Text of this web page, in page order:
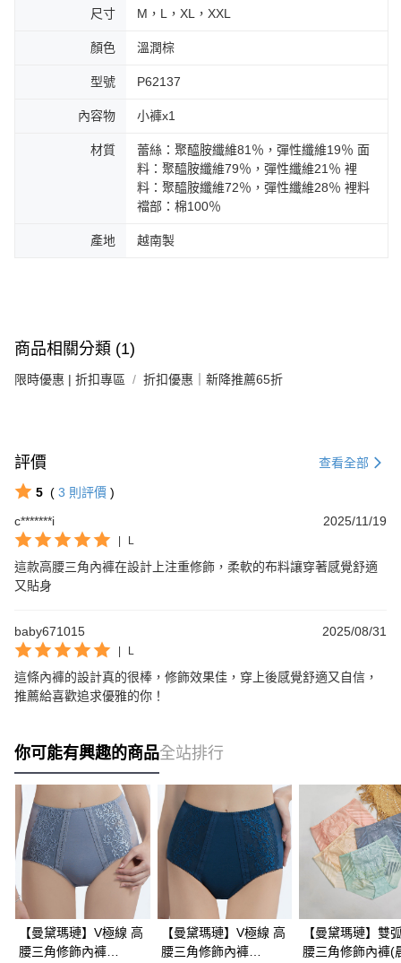
尺寸 M，L，XL，XXL
顏色 溫潤棕
型號 P62137
內容物 小褲x1
材質
蕾絲：聚醯胺纖維81％，彈性纖維19％ 面
料：聚醯胺纖維79％，彈性纖維21％ 裡
料：聚醯胺纖維72％，彈性纖維28％ 裡料
襠部：棉100％
產地 越南製
商品相關分類 (1)
限時優惠 | 折扣專區 折扣優惠｜新降推薦65折
評價 查看全部
5 ( 3 則評價 )
c*******i
2025/11/19
| L
這款高腰三角內褲在設計上注重修飾，柔軟的布料讓穿著感覺舒適
又貼身
baby671015 2025/08/31
| L
這條內褲的設計真的很棒，修飾效果佳，穿上後感覺舒適又自信，
推薦給喜歡追求優雅的你！
你可能有興趣的商品全站排行
【曼黛瑪璉】V極線 高
腰三角修飾內褲
【曼黛瑪璉】V極線 高
腰三角修飾內褲
【曼黛瑪璉】雙
腰三角修飾內褲(